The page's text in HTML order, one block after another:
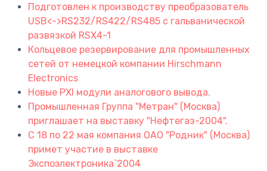
Подготовлен к производству преобразователь
USB<->RS232/RS422/RS485 с гальванической
развязкой RSX4-1
Кольцевое резервирование для промышленных
сетей от немецкой компании Hirschmann
Electronics
Новые PXI модули аналогового вывода.
Промышленная Группа "Метран" (Москва)
приглашает на выставку "Нефтегаз-2004".
C 18 по 22 мая компания ОАО "Родник" (Москва)
примет участие в выставке
Экспоэлектроника`2004